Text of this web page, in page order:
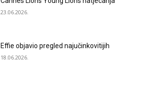
23.06.2026.
Effie objavio pregled najučinkovitijih
18.06.2026.